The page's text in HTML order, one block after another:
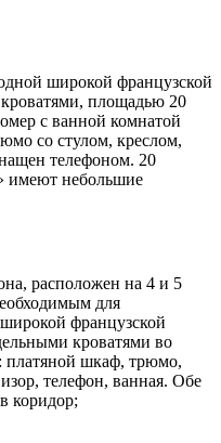
широкой французской
площадью 20
с ванной комнатой
со стулом, креслом,
телефоном. 20
имеют небольшие
расположен на 4 и 5
для
французской
кроватями во
платяной шкаф, трюмо,
телефон, ванная. Обе
коридор;